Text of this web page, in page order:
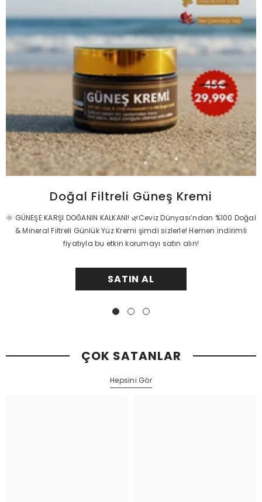
Doğal Filtreli Güneş Kremi
🌞 GÜNEŞE KARŞI DOĞANIN KALKANI! 🌿Ceviz Dünyası’ndan %100 Doğal
& Mineral Filtreli Günlük Yüz Kremi şimdi sizlerle! Hemen indirimli
fiyatıyla bu etkin korumayı satın alın!
SATIN AL
ÇOK SATANLAR
Hepsini Gör